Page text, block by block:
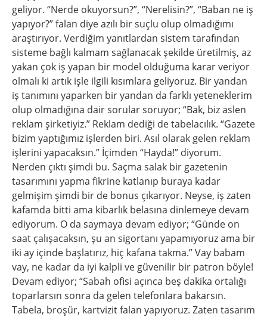
geliyor. “Nerde okuyorsun?”, “Nerelisin?”, “Baban ne iş
yapıyor?” falan diye azılı bir suçlu olup olmadığımı
araştırıyor. Verdiğim yanıtlardan sistem tarafından
sisteme bağlı kalmam sağlanacak şekilde üretilmiş, az
yakan çok iş yapan bir model olduğuma karar veriyor
olmalı ki artık işle ilgili kısımlara geliyoruz. Bir yandan
iş tanımını yaparken bir yandan da farklı yeteneklerim
olup olmadığına dair sorular soruyor; “Bak, biz aslen
reklam şirketiyiz.” Reklam dediği de tabelacılık. “Gazete
bizim yaptığımız işlerden biri. Asıl olarak gelen reklam
işlerini yapacaksın.” İçimden “Hayda!” diyorum.
Nerden çıktı şimdi bu. Saçma salak bir gazetenin
tasarımını yapma fikrine katlanıp buraya kadar
gelmişim şimdi bir de bonus çıkarıyor. Neyse, iş zaten
kafamda bitti ama kibarlık belasına dinlemeye devam
ediyorum. O da saymaya devam ediyor; “Günde on
saat çalışacaksın, şu an sigortanı yapamıyoruz ama bir
iki ay içinde başlatırız, hiç kafana takma.” Vay babam
vay, ne kadar da iyi kalpli ve güvenilir bir patron böyle!
Devam ediyor; “Sabah ofisi açınca beş dakika ortalığı
toparlarsın sonra da gelen telefonlara bakarsın.
Tabela, broşür, kartvizit falan yapıyoruz. Zaten tasarım